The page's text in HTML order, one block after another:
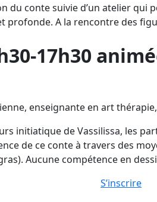
du conte suivie d’un atelier qui
profonde. A la rencontre des
17h30
enseignante en art
initiatique de Vassilissa, les
de ce conte à travers des
Aucune compétence en
S’inscrire